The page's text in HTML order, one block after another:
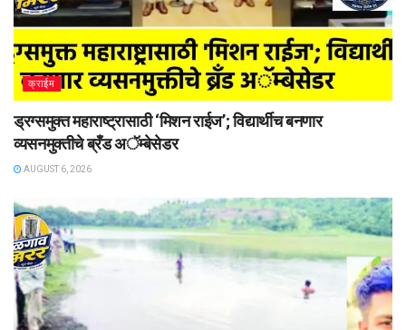
क्राईम
ड्रग्समुक्त महाराष्ट्रासाठी ‘मिशन राईज’; विद्यार्थीच बनणार
व्यसनमुक्तीचे ब्रँड अॅम्बेसेडर
AUGUST 6, 2026